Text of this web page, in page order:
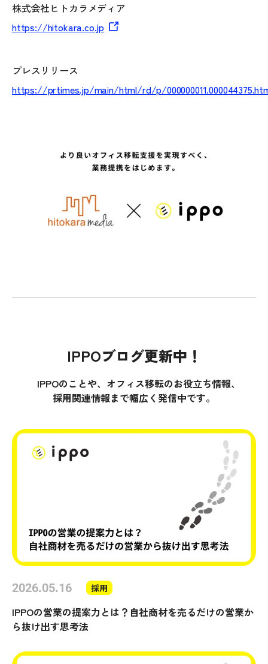
株式会社ヒトカラメディア
https://hitokara.co.jp
プレスリリース
https://prtimes.jp/main/html/rd/p/
IPPOブログ更新中！
IPPOのことや、オフィス移転のお役立ち情報、
採用関連情報まで幅広く発信中です。
2026.05.16 採用
IPPOの営業の提案力とは？自社商材を売るだけの営業か
ら抜け出す思考法